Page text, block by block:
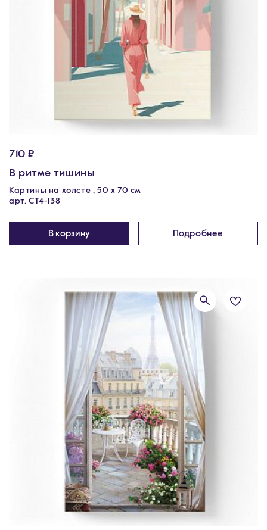
710 ₽
В ритме тишины
Картины на холсте , 50 х 70 см
арт. CT4-138
В корзину Подробнее